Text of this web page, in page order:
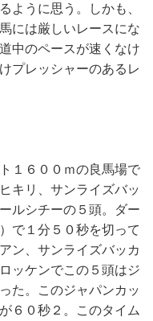
ように思う。しかも、
には厳しいレースにな
中のペースが速くなけ
プレッシャーのあるレ
１６００ｍの良馬場で
キリ、サンライズバッ
ルシチーの５頭。ダー
で１分５０秒を切って
ン、サンライズバッカ
ッケンでこの５頭はジ
た。このジャパンカッ
６０秒２。このタイム